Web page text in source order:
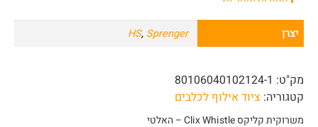
יצרן HS, Sprenger
מק"ט: 80106040102124-1
קטגוריה: ציוד אילוף לכלבים
משרוקית קליקס Clix Whistle – האלטי